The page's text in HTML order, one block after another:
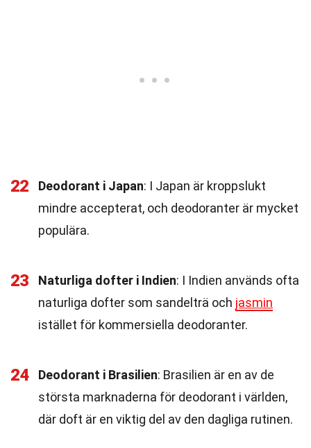
22 Deodorant i Japan: I Japan är kroppslukt
mindre accepterat, och deodoranter är mycket
populära.
23 Naturliga dofter i Indien: I Indien används ofta
naturliga dofter som sandelträ och jasmin
istället för kommersiella deodoranter.
24 Deodorant i Brasilien: Brasilien är en av de
största marknaderna för deodorant i världen,
där doft är en viktig del av den dagliga rutinen.